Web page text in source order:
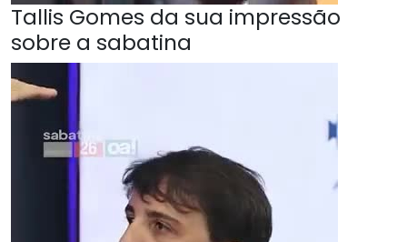
Tallis Gomes da sua impressão
sobre a sabatina